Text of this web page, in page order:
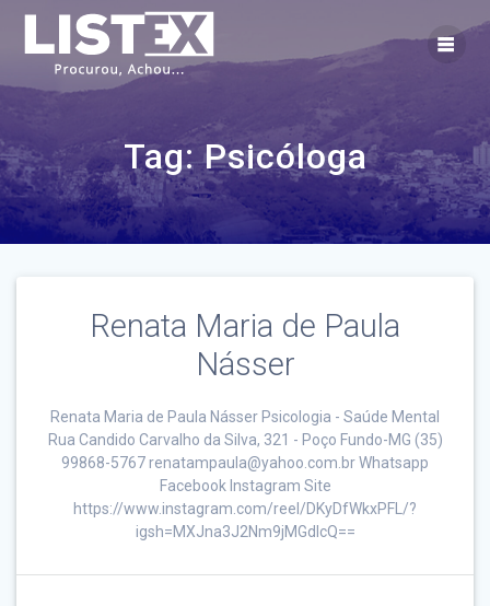
content
Tag:Psicóloga
Renata Maria de Paula
Násser
Renata Maria de Paula Násser Psicologia - Saúde Mental
Rua Candido Carvalho da Silva, 321 - Poço Fundo-MG (35)
99868-5767 renatampaula@yahoo.com.br Whatsapp
Facebook Instagram Site
https://www.instagram.com/reel/DKyDfWkxPFL/?
igsh=MXJna3J2Nm9jMGdlcQ==